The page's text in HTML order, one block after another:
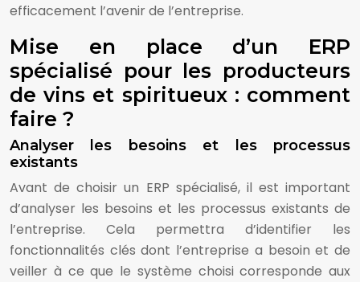
efficacement l’avenir de l’entreprise.
Mise en place d’un ERP
spécialisé pour les producteurs
de vins et spiritueux : comment
faire ?
Analyser les besoins et les processus
existants
Avant de choisir un ERP spécialisé, il est important
d’analyser les besoins et les processus existants de
l’entreprise. Cela permettra d’identifier les
fonctionnalités clés dont l’entreprise a besoin et de
veiller à ce que le système choisi corresponde aux